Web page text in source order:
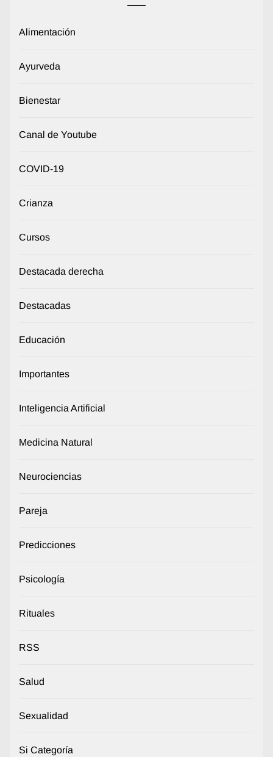
Alimentación
Ayurveda
Bienestar
Canal de Youtube
COVID-19
Crianza
Cursos
Destacada derecha
Destacadas
Educación
Importantes
Inteligencia Artificial
Medicina Natural
Neurociencias
Pareja
Predicciones
Psicología
Rituales
RSS
Salud
Sexualidad
Si Categoría